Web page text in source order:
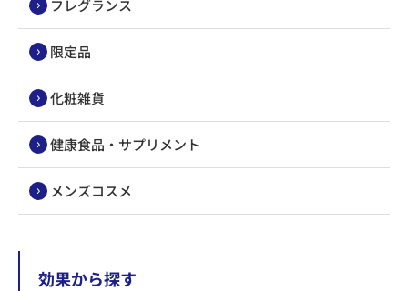
フレグランス
限定品
化粧雑貨
健康食品・サプリメント
メンズコスメ
効果から探す